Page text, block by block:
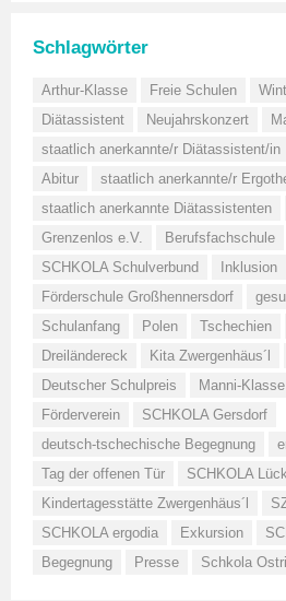
Schlagwörter
Arthur-Klasse Freie Schulen
Diätassistent
Neujahrskonzert
staatlich anerkannte/r Diätassistent/in
Abitur
staatlich anerkannte/r
staatlich anerkannte Diätassistenten
Grenzenlos e.V.
Berufsfachschule
SCHKOLA Schulverbund
Inklusion
Förderschule Großhennersdorf
Schulanfang
Polen Tschechien
Dreiländereck
Kita Zwergenhäus´l
Deutscher Schulpreis
Manni-Klasse
Förderverein
SCHKOLA Gersdorf
deutsch-tschechische Begegnung
Tag der offenen Tür
SCHKOLA
Kindertagesstätte Zwergenhäus´l
SCHKOLA ergodia
Exkursion
Begegnung
Presse Schkola